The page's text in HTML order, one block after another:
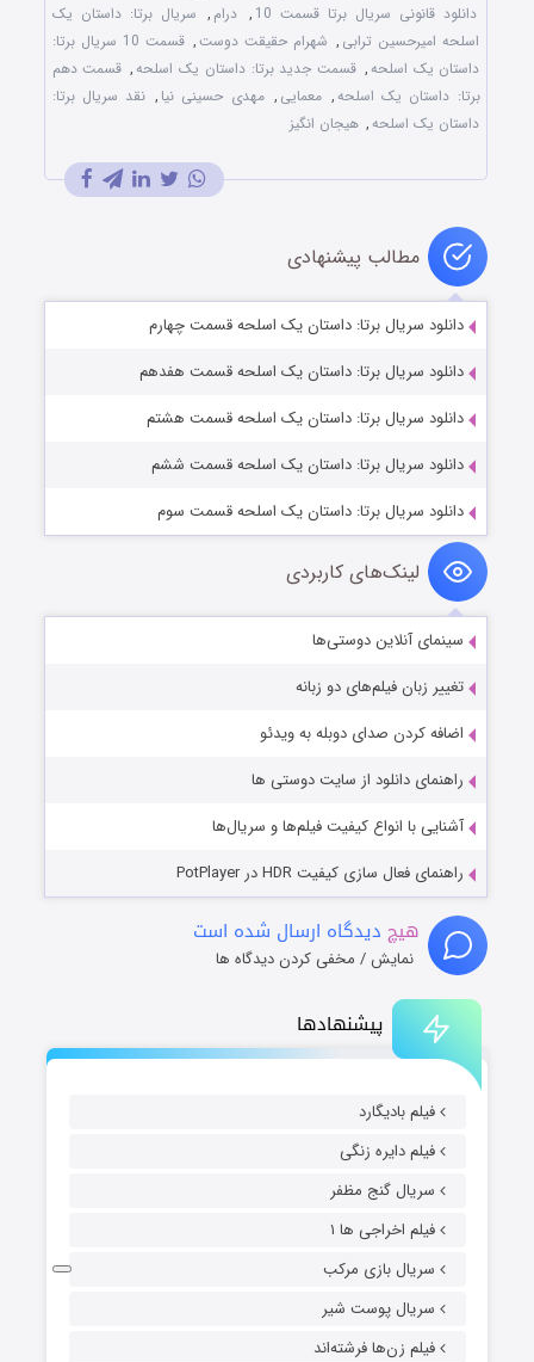
پیشنهادها
فیلم بادیگارد
فیلم دایره زنگی
سریال گنج مظفر
فیلم اخراجی ها ۱
سریال بازی مرکب
سریال پوست شیر
فیلم زن‌ها فرشته‌اند
دانلود قانونی سریال برتا قسمت 10
, درام , سریال برتا: داستان یک
اسلحه امیرحسین ترابی , شهرام حقیقت دوست,
قسمت 10 سریال برتا:
داستان یک اسلحه, قسمت جدید برتا: داستان یک اسلحه, قسمت دهم
برتا: داستان یک اسلحه, معمایی , مهدی حسینی نیا , نقد سریال برتا:
داستان یک اسلحه, هیجان انگیز
مطالب پیشنهادی
دانلود سریال برتا: داستان یک اسلحه قسمت چهارم
دانلود سریال برتا: داستان یک اسلحه قسمت هفدهم
دانلود سریال برتا: داستان یک اسلحه قسمت هشتم
دانلود سریال برتا: داستان یک اسلحه قسمت ششم
دانلود سریال برتا: داستان یک اسلحه قسمت سوم
لینک‌های کاربردی
سینمای آنلاین دوستی‌ها
تغییر زبان فیلم‌های دو زبانه
اضافه کردن صدای دوبله به ویدئو
راهنمای دانلود از سایت دوستی ها
آشنایی با انواع کیفیت فیلم‌ها و سریال‌ها
راهنمای فعال سازی کیفیت HDR در PotPlayer
هیچ دیدگاه ارسال شده است
نمایش / مخفی کردن دیدگاه ها